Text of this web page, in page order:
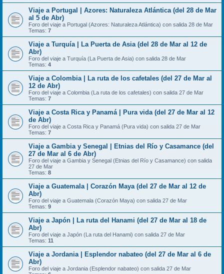
Viaje a Portugal | Azores: Naturaleza Atlántica (del 28 de Mar
al 5 de Abr)
Foro del viaje a Portugal (Azores: Naturaleza Atlántica) con salida 28 de Mar
Temas: 7
Viaje a Turquía | La Puerta de Asia (del 28 de Mar al 12 de
Abr)
Foro del viaje a Turquía (La Puerta de Asia) con salida 28 de Mar
Temas: 4
Viaje a Colombia | La ruta de los cafetales (del 27 de Mar al
12 de Abr)
Foro del viaje a Colombia (La ruta de los cafetales) con salida 27 de Mar
Temas: 7
Viaje a Costa Rica y Panamá | Pura vida (del 27 de Mar al 12
de Abr)
Foro del viaje a Costa Rica y Panamá (Pura vida) con salida 27 de Mar
Temas: 7
Viaje a Gambia y Senegal | Etnias del Río y Casamance (del
27 de Mar al 6 de Abr)
Foro del viaje a Gambia y Senegal (Etnias del Río y Casamance) con salida
27 de Mar
Temas: 8
Viaje a Guatemala | Corazón Maya (del 27 de Mar al 12 de
Abr)
Foro del viaje a Guatemala (Corazón Maya) con salida 27 de Mar
Temas: 9
Viaje a Japón | La ruta del Hanami (del 27 de Mar al 18 de
Abr)
Foro del viaje a Japón (La ruta del Hanami) con salida 27 de Mar
Temas: 11
Viaje a Jordania | Esplendor nabateo (del 27 de Mar al 6 de
Abr)
Foro del viaje a Jordania (Esplendor nabateo) con salida 27 de Mar